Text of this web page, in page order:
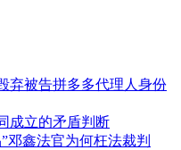
弃被告拼多多代理人身份
成立的矛盾判断
邓鑫法官为何枉法裁判